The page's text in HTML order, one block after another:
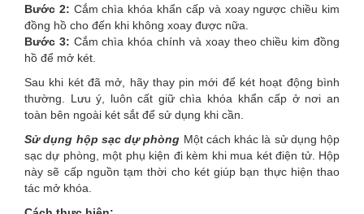
Bước 2: Cắm chìa khóa khẩn cấp và xoay ngược chiều kim
đồng hồ cho đến khi không xoay được nữa.
Bước 3: Cắm chìa khóa chính và xoay theo chiều kim đồng
hồ để mở két.
Sau khi két đã mở, hãy thay pin mới để két hoạt động bình
thường. Lưu ý, luôn cất giữ chìa khóa khẩn cấp ở nơi an
toàn bên ngoài két sắt để sử dụng khi cần.
Sử dụng hộp sạc dự phòng Một cách khác là sử dụng hộp
sạc dự phòng, một phụ kiện đi kèm khi mua két điện tử. Hộp
này sẽ cấp nguồn tạm thời cho két giúp bạn thực hiện thao
tác mở khóa.